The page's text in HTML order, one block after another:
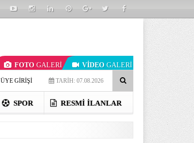
FOTO GALERİ VİDEO GALERİ
TARİH: 07.08.2026
ÜYE GİRİŞİ
SPOR RESMI İLANLAR